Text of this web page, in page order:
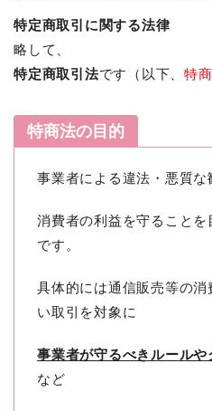
特定商取引に関する法律
略して、
特定商取引法です（以下、特
特商法の目的
事業者による違法・悪質な
消費者の利益を守ること
です。
具体的には通信販売等の
い取引を対象に
事業者が守るべきルール
など